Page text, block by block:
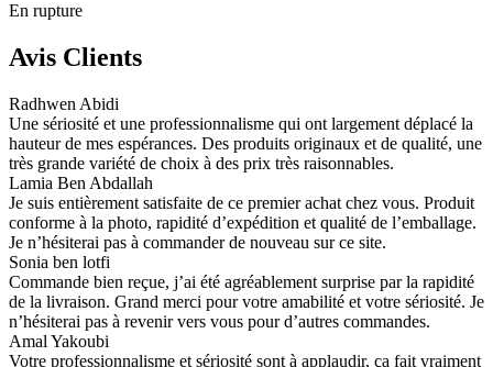
En rupture
Avis Clients
Radhwen Abidi
Une sériosité et une professionnalisme qui ont largement déplacé la
hauteur de mes espérances. Des produits originaux et de qualité, une
très grande variété de choix à des prix très raisonnables.
Lamia Ben Abdallah
Je suis entièrement satisfaite de ce premier achat chez vous. Produit
conforme à la photo, rapidité d’expédition et qualité de l’emballage.
Je n’hésiterai pas à commander de nouveau sur ce site.
Sonia ben lotfi
Commande bien reçue, j’ai été agréablement surprise par la rapidité
de la livraison. Grand merci pour votre amabilité et votre sériosité. Je
n’hésiterai pas à revenir vers vous pour d’autres commandes.
Amal Yakoubi
Votre professionnalisme et sériosité sont à applaudir, ça fait vraiment